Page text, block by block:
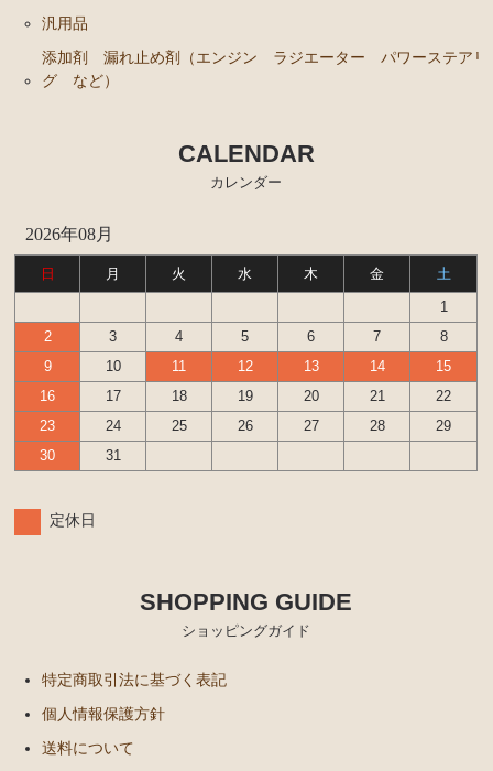
ーゲージなど）
ウエザーストリップ
エンジンパーツ 4A-GELU
クラッチパーツ（マスターシリンダー クラッチレリ
ーズシリンダー オーバーホールキット など）
イグナイター
汎用品
添加剤 漏れ止め剤（エンジン ラジエーター パワー
ステアリング など）
汎用品
添加剤 漏れ止め剤（エンジン ラジエーター パワーステアリ
グ など）
CALENDAR
カレンダー
2026年08月
日 月 火 水 木 金
土
1
2
3 4 5 6 7
8
9
10 11 12 13 14
15
16
17 18 19 20 21
22
23
24 25 26 27 28
29
30
31
定休日
SHOPPING GUIDE
ショッピングガイド
特定商取引法に基づく表記
個人情報保護方針
送料について